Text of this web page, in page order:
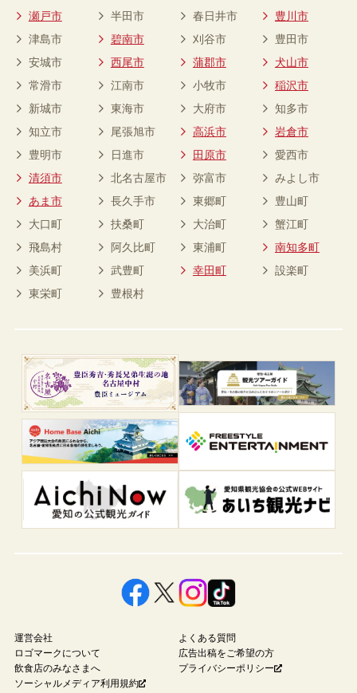
瀬戸市
半田市 春日井市
豊川市
津島市
碧南市 刈谷市
豊田市
安城市
西尾市 蒲郡市
犬山市
常滑市
江南市 小牧市
稲沢市
新城市
東海市 大府市
知多市
知立市
尾張旭市 高浜市
岩倉市
豊明市
日進市 田原市
愛西市
清須市
北名古屋市 弥富市
みよし市
あま市
長久手市 東郷町
豊山町
大口町
扶桑町 大治町
蟹江町
飛島村
阿久比町 東浦町
南知多町
美浜町
武豊町 幸田町
設楽町
東栄町
豊根村
運営会社
よくある質問
ロゴマークについて
広告出稿をご希望の方
飲食店のみなさまへ
プライバシーポリシー
ソーシャルメディア利用規約